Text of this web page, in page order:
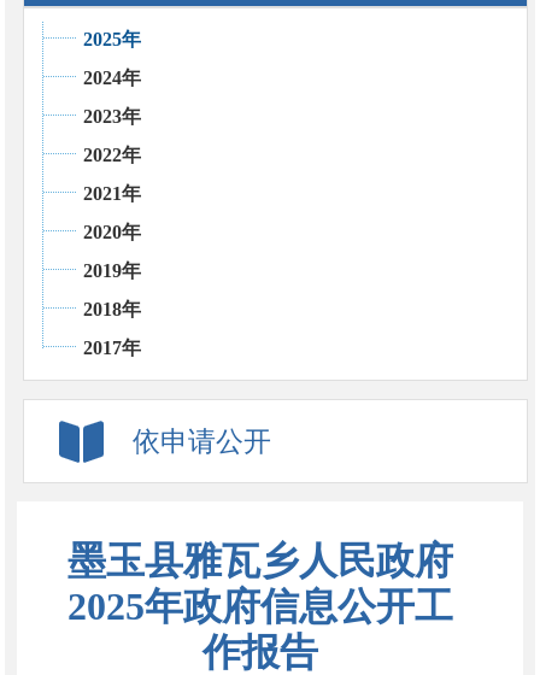
2025年
2024年
2023年
2022年
2021年
2020年
2019年
2018年
2017年
依申请公开
墨玉县雅瓦乡人民政府
2025年政府信息公开工
作报告